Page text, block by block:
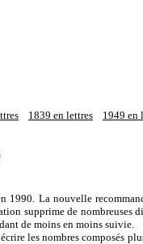
1839 en lettres 1949 en
1990. La nouvelle
supprime de nombreuses
de moins en moins suivie.
les nombres composés